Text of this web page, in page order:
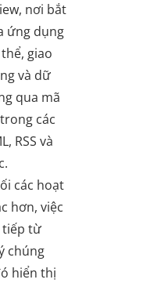
nơi bắt
ứng dụng
giao
và dữ
qua mã
các
RSS và
các hoạt
hơn, việc
tiếp từ
chúng
hiển thị